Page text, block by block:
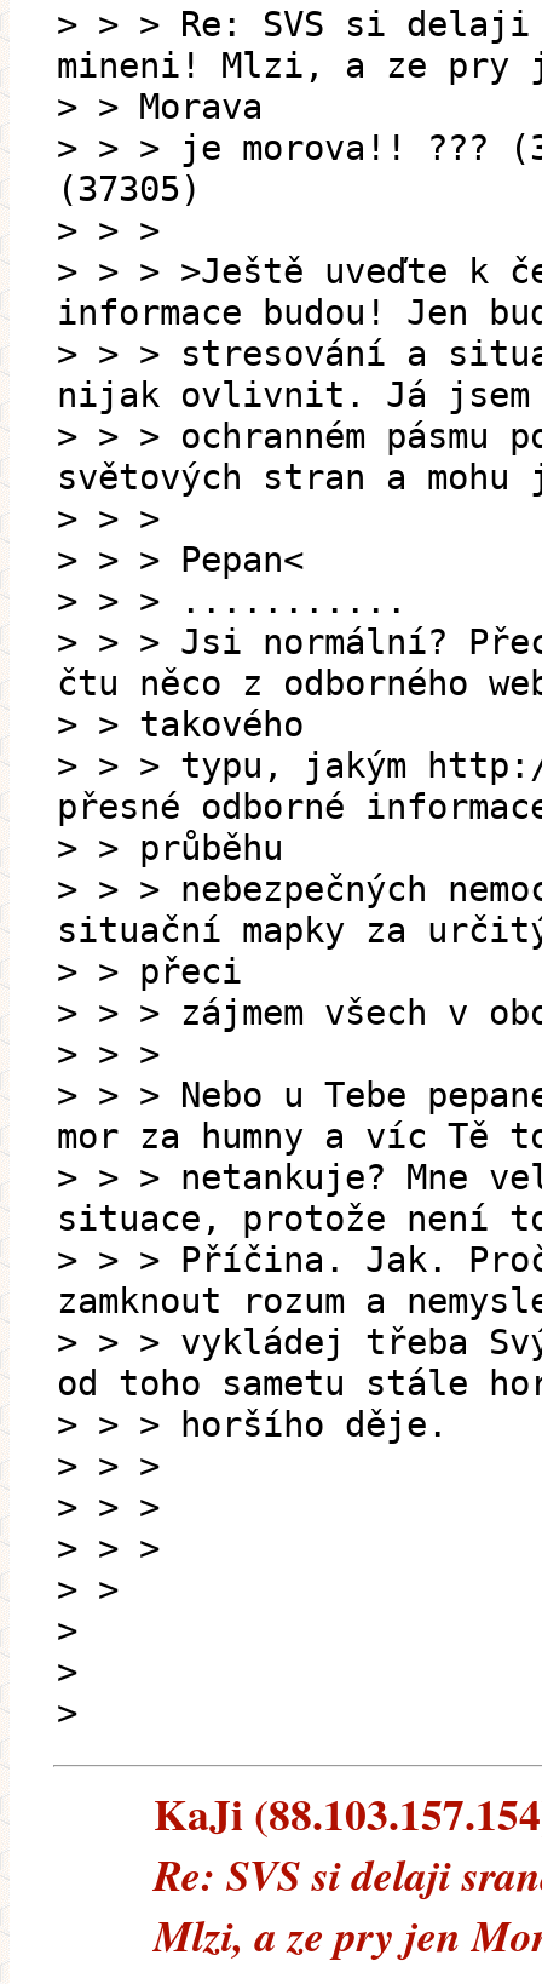
> > > Re: SVS si delaji
mineni! Mlzi, a ze pry
> > Morava
> > > je morova!! ???
(37305)
> > >
> > > >Ještě uveďte k
informace budou! Jen
> > > stresování a
nijak ovlivnit. Já
> > > ochranném pásmu
světových stran a
> > >
> > > Pepan<
> > > ...........
> > > Jsi normální?
čtu něco z odborného
> > takového
> > > typu, jakým
přesné odborné
> > průběhu
> > > nebezpečných
situační mapky za
> > přeci
> > > zájmem všech v
> > >
> > > Nebo u Tebe
mor za humny a víc Tě
> > > netankuje? Mne
situace, protože není
> > > Příčina. Jak.
zamknout rozum a
> > > vykládej třeba
od toho sametu stále
> > > horšího děje.
> > >
> > >
> > >
> >
>
>
>
KaJi
Re: SVS si delaji
Mlzi, a ze pry jen